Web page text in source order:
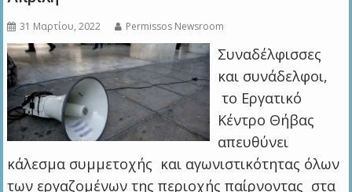
31 Μαρτίου, 2022 Permissos Newsroom
Συναδέλφισσες
και συνάδελφοι,
το Εργατικό
Κέντρο Θήβας
απευθύνει
κάλεσμα συμμετοχής και αγωνιστικότητας όλων
των εργαζομένων της περιοχής παίρνοντας στα